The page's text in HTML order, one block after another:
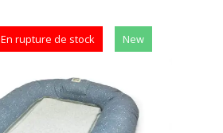
En rupture de stock New